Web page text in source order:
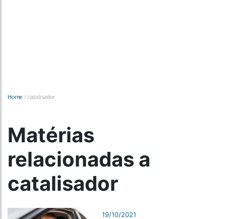
Home / catalisador
Matérias
relacionadas a
catalisador
19/10/2021